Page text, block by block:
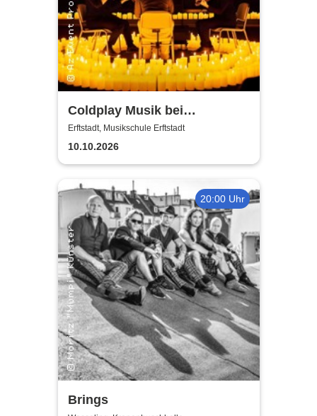
Coldplay Musik bei
Kerzenschein
Erftstadt, Musikschule Erftstadt
10.10.2026
20:00 Uhr
Brings